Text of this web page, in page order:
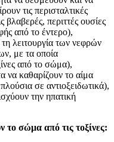
τις περισταλτικές
βλαβερές, περιττές ουσίες
από το έντερο),
τη λειτουργία των νεφρών
με τα οποία
από το σώμα),
να καθαρίζουν το αίμα
σε αντιοξειδωτικά),
την ηπατική
το σώμα από τις τοξίνες: